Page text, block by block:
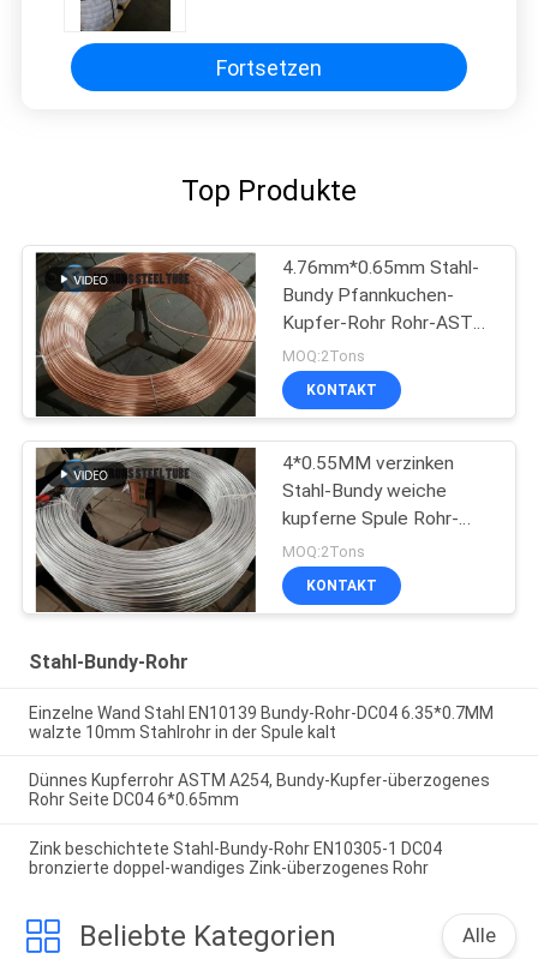
Fortsetzen
Top Produkte
4.76mm*0.65mm Stahl-
Bundy Pfannkuchen-
Kupfer-Rohr Rohr-ASTM
A254 SPCC
MOQ:2Tons
KONTAKT
4*0.55MM verzinken
Stahl-Bundy weiche
kupferne Spule Rohr-
ASTM A254 DC04
überzogenes
MOQ:2Tons
KONTAKT
Stahl-Bundy-Rohr
Einzelne Wand Stahl EN10139 Bundy-Rohr-DC04 6.35*0.7MM
walzte 10mm Stahlrohr in der Spule kalt
Dünnes Kupferrohr ASTM A254, Bundy-Kupfer-überzogenes
Rohr Seite DC04 6*0.65mm
Zink beschichtete Stahl-Bundy-Rohr EN10305-1 DC04
bronzierte doppel-wandiges Zink-überzogenes Rohr
Beliebte Kategorien Alle